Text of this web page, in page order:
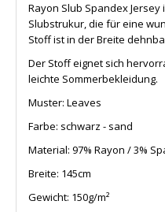
Rayon Slub Spandex
Slubstrukur, die für eine
Stoff ist in der Breite
Der Stoff eignet sich
leichte Sommerbekleidung.
Muster: Leaves
Farbe: schwarz - sand
Material: 97% Rayon / 3%
Breite: 145cm
Gewicht: 150g/m²